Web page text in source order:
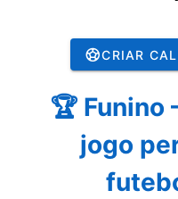
CRIAR
🏆 Funino
jogo